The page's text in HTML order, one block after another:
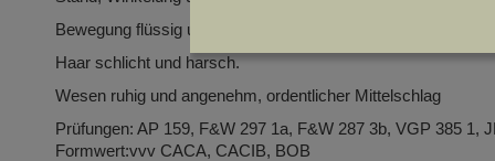
Bewegung flüssig und harmonisch.
Haar schlicht und harsch.
Wesen ruhig und angenehm, ordentlicher Mittelschlag
Prüfungen: AP 159, F&W 297 1a, F&W 287 3b, VGP 385 1,
Formwert:vvv CACA, CACIB, BOB